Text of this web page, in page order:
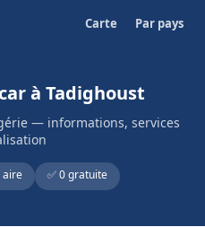
Carte Par pays
à Tadighoust
— informations, services
aire ✅ 0 gratuite